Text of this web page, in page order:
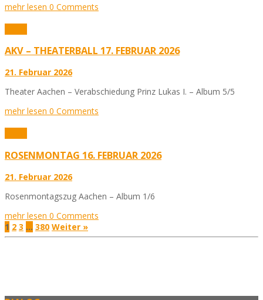
mehr lesen 0 Comments
AKV – THEATERBALL 17. FEBRUAR 2026
21. Februar 2026
Theater Aachen – Verabschiedung Prinz Lukas I. – Album 5/5
mehr lesen 0 Comments
ROSENMONTAG 16. FEBRUAR 2026
21. Februar 2026
Rosenmontagszug Aachen – Album 1/6
mehr lesen 0 Comments
1 2 3 … 380 Weiter »